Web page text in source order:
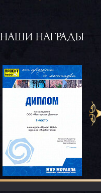
НАШИ НАГРАДЫ